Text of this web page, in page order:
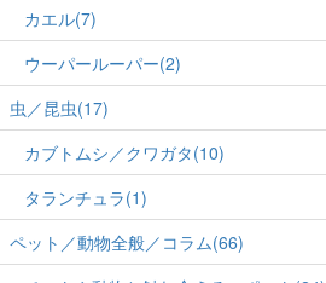
カエル(7)
ウーパールーパー(2)
虫／昆虫(17)
カブトムシ／クワガタ(10)
タランチュラ(1)
ペット／動物全般／コラム(66)